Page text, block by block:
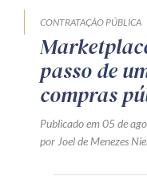
CONTRATAÇÃO PÚBLICA
passo de
compras
Publicado em 05 de
por Joel de Menezes